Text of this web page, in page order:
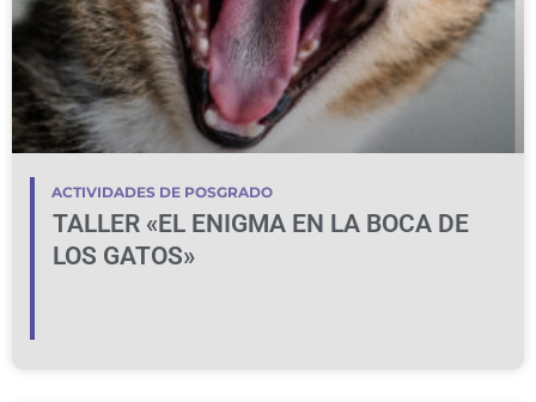
ACTIVIDADES DE POSGRADO
TALLER «EL ENIGMA EN LA BOCA DE
LOS GATOS»